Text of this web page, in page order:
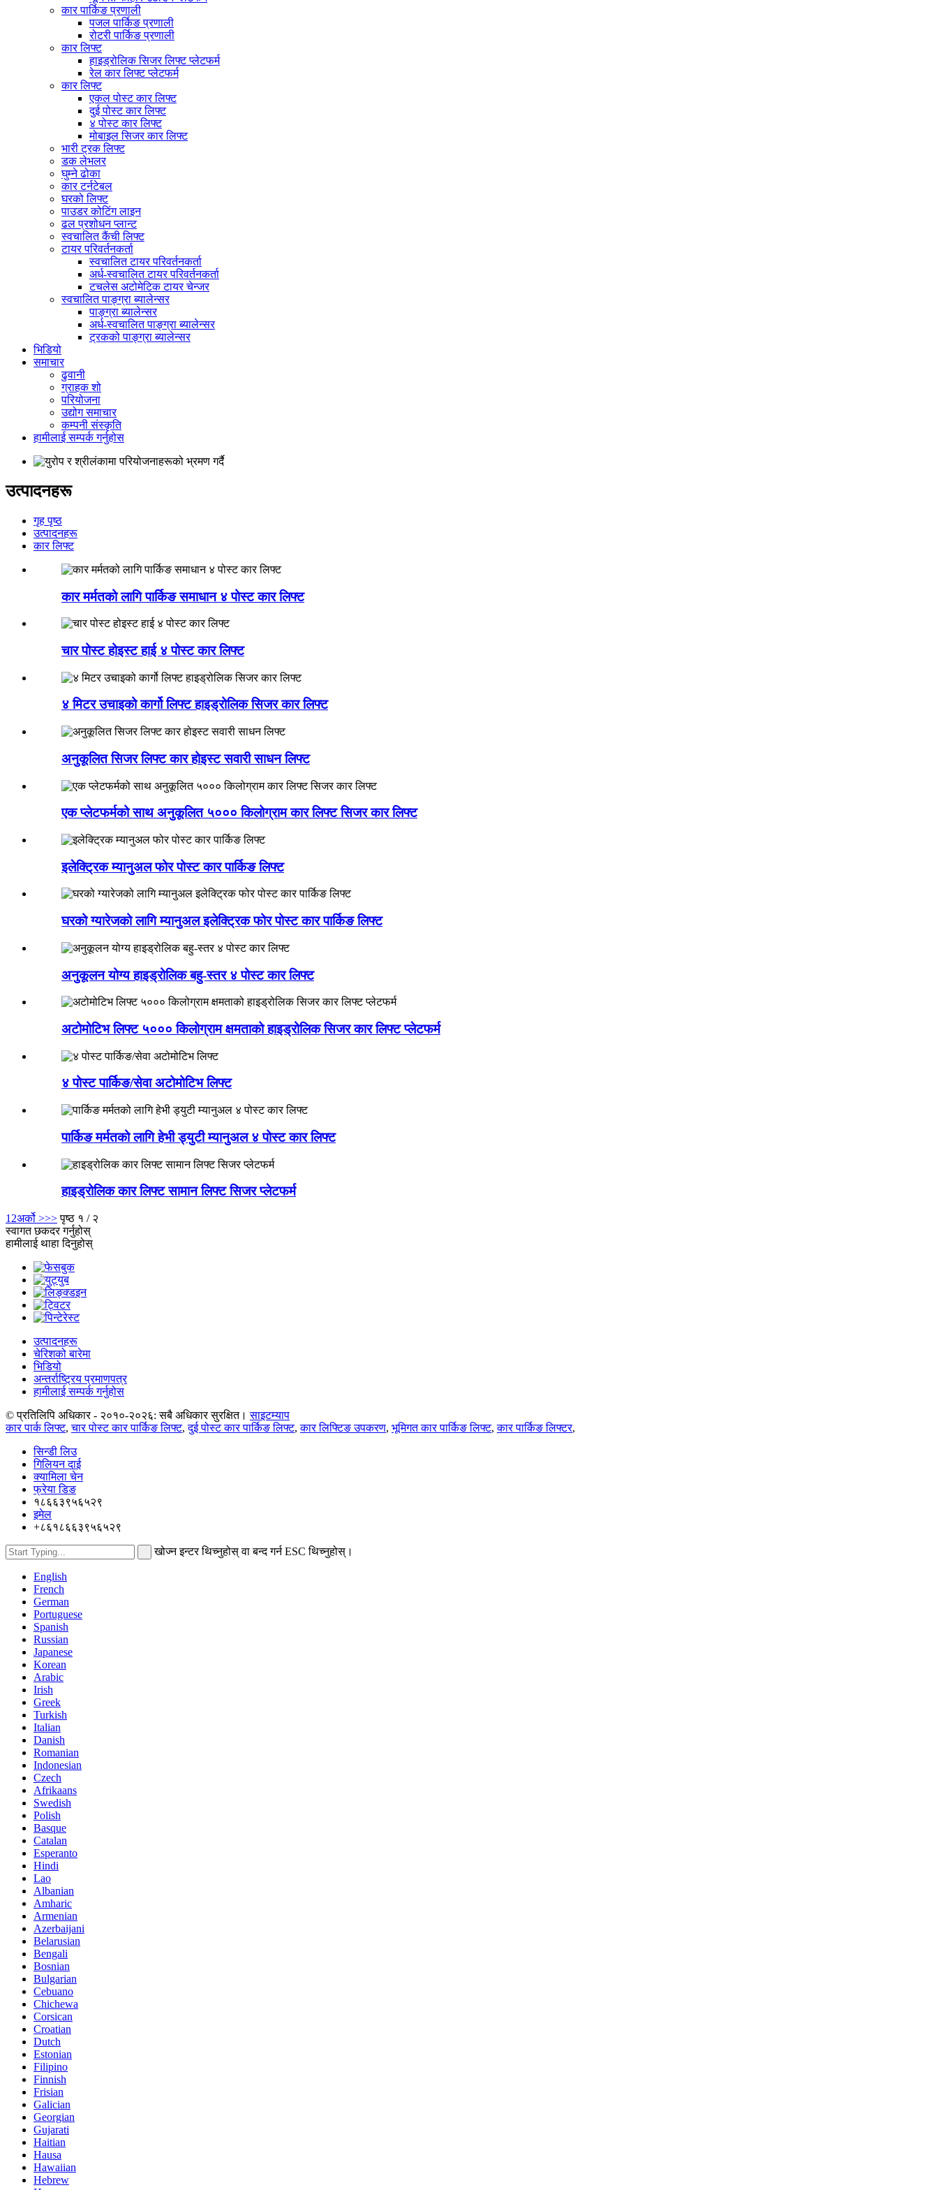
कार पार्किङ प्रणाली
पजल पार्किङ प्रणाली
रोटरी पार्किङ प्रणाली
कार लिफ्ट
हाइड्रोलिक सिजर लिफ्ट प्लेटफर्म
रेल कार लिफ्ट प्लेटफर्म
कार लिफ्ट
एकल पोस्ट कार लिफ्ट
दुई पोस्ट कार लिफ्ट
४ पोस्ट कार लिफ्ट
मोबाइल सिजर कार लिफ्ट
भारी ट्रक लिफ्ट
डक लेभलर
घुम्ने ढोका
कार टर्नटेबल
घरको लिफ्ट
पाउडर कोटिंग लाइन
ढल प्रशोधन प्लान्ट
स्वचालित कैंची लिफ्ट
टायर परिवर्तनकर्ता
स्वचालित टायर परिवर्तनकर्ता
अर्ध-स्वचालित टायर परिवर्तनकर्ता
टचलेस अटोमेटिक टायर चेन्जर
स्वचालित पाङ्ग्रा ब्यालेन्सर
पाङ्ग्रा ब्यालेन्सर
अर्ध-स्वचालित पाङ्ग्रा ब्यालेन्सर
ट्रकको पाङ्ग्रा ब्यालेन्सर
भिडियो
समाचार
ढुवानी
ग्राहक शो
परियोजना
उद्योग समाचार
कम्पनी संस्कृति
हामीलाई सम्पर्क गर्नुहोस
उत्पादनहरू
गृह पृष्ठ
उत्पादनहरू
कार लिफ्ट
कार मर्मतको लागि पार्किङ समाधान ४ पोस्ट कार लिफ्ट
चार पोस्ट होइस्ट हाई ४ पोस्ट कार लिफ्ट
४ मिटर उचाइको कार्गो लिफ्ट हाइड्रोलिक सिजर कार लिफ्ट
अनुकूलित सिजर लिफ्ट कार होइस्ट सवारी साधन लिफ्ट
एक प्लेटफर्मको साथ अनुकूलित ५००० किलोग्राम कार लिफ्ट सिजर कार लिफ्ट
इलेक्ट्रिक म्यानुअल फोर पोस्ट कार पार्किङ लिफ्ट
घरको ग्यारेजको लागि म्यानुअल इलेक्ट्रिक फोर पोस्ट कार पार्किङ लिफ्ट
अनुकूलन योग्य हाइड्रोलिक बहु-स्तर ४ पोस्ट कार लिफ्ट
अटोमोटिभ लिफ्ट ५००० किलोग्राम क्षमताको हाइड्रोलिक सिजर कार लिफ्ट प्लेटफर्म
४ पोस्ट पार्किङ/सेवा अटोमोटिभ लिफ्ट
पार्किङ मर्मतको लागि हेभी ड्युटी म्यानुअल ४ पोस्ट कार लिफ्ट
हाइड्रोलिक कार लिफ्ट सामान लिफ्ट सिजर प्लेटफर्म
1 2अर्को >>> पृष्ठ १ / २
स्वागत छकदर गर्नुहोस्
हामीलाई थाहा दिनुहोस्
उत्पादनहरू
चेरिशको बारेमा
भिडियो
अन्तर्राष्ट्रिय प्रमाणपत्र
हामीलाई सम्पर्क गर्नुहोस
© प्रतिलिपि अधिकार - २०१०-२०२६: सबै अधिकार सुरक्षित। साइटम्याप
कार पार्क लिफ्ट,चार पोस्ट कार पार्किङ लिफ्ट,दुई पोस्ट कार पार्किङ लिफ्ट,कार लिफ्टिङ उपकरण, भूमिगत कार पार्किङ लिफ्ट,कार पार्किङ लिफ्टर,
सिन्डी लिउ
गिलियन दाई
क्यामिला चेन
फ्रेया डिङ
१८६६३९५६५२९
इमेल
+८६१८६६३९५६५२९
खोज्न इन्टर थिच्नुहोस् वा बन्द गर्न ESC थिच्नुहोस्।
English
French
German
Portuguese
Spanish
Russian
Japanese
Korean
Arabic
Irish
Greek
Turkish
Italian
Danish
Romanian
Indonesian
Czech
Afrikaans
Swedish
Polish
Basque
Catalan
Esperanto
Hindi
Lao
Albanian
Amharic
Armenian
Azerbaijani
Belarusian
Bengali
Bosnian
Bulgarian
Cebuano
Chichewa
Corsican
Croatian
Dutch
Estonian
Filipino
Finnish
Frisian
Galician
Georgian
Gujarati
Haitian
Hausa
Hawaiian
Hebrew